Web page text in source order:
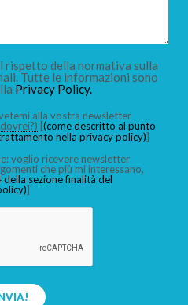
della normativa sulla
Tutte le informazioni sono
Privacy Policy.
alla vostra newsletter
[(come descritto al punto
nella privacy policy)]
voglio ricevere newsletter
che più mi interessano,
sezione finalità del
]